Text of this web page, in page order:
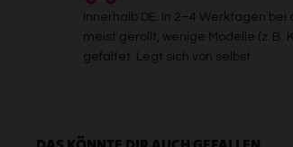
Innerhalb DE: In 2–4 Werktagen bei
meist gerollt, wenige Modelle (z. B.
gefaltet. Legt sich von selbst